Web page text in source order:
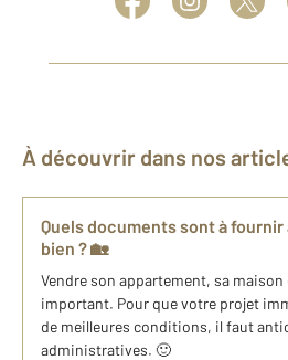
À découvrir dans nos
Quels documents sont à fournir
bien ? 🏡
Vendre son appartement, sa
important. Pour que votre projet
de meilleures conditions, il faut
administratives. 🙂